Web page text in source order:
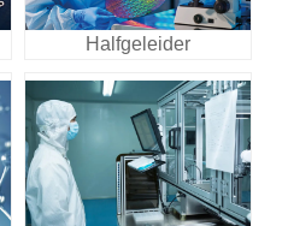
Halfgeleider